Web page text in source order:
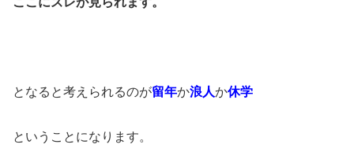
となると考えられるのが留年か浪人か休学
ということになります。